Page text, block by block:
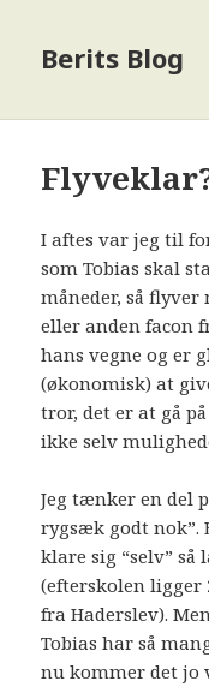
Berits Blog
I aftes var jeg til
som Tobias skal
måneder, så
eller anden facon
hans vegne og er
(økonomisk) at
tror, det er at gå
ikke selv
Jeg tænker en del
rygsæk godt
klare sig “selv”
(efterskolen
fra Haderslev).
Tobias har så
nu kommer det jo